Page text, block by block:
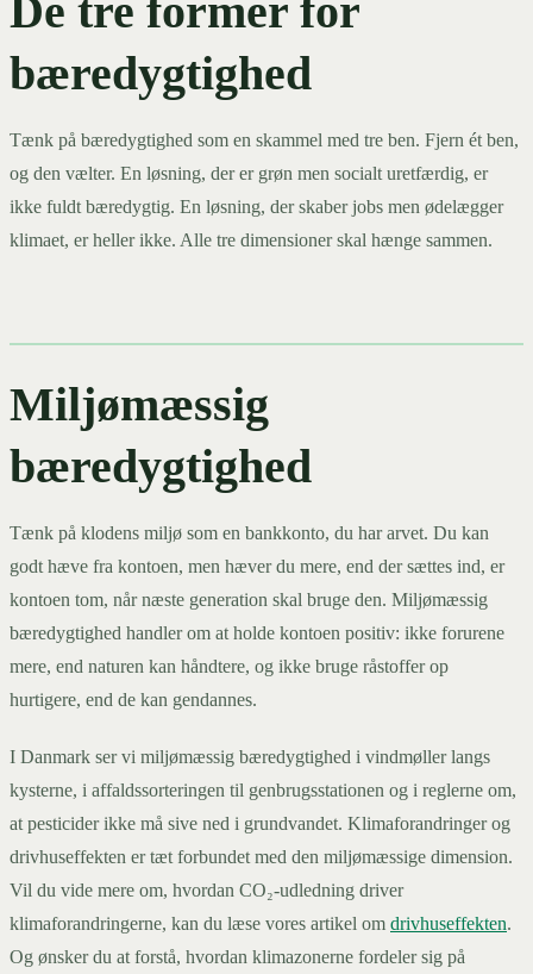
De tre former for
bæredygtighed
Tænk på bæredygtighed som en skammel med tre ben. Fjern ét ben,
og den vælter. En løsning, der er grøn men socialt uretfærdig, er
ikke fuldt bæredygtig. En løsning, der skaber jobs men ødelægger
klimaet, er heller ikke. Alle tre dimensioner skal hænge sammen.
Miljømæssig
bæredygtighed
Tænk på klodens miljø som en bankkonto, du har arvet. Du kan
godt hæve fra kontoen, men hæver du mere, end der sættes ind, er
kontoen tom, når næste generation skal bruge den. Miljømæssig
bæredygtighed handler om at holde kontoen positiv: ikke forurene
mere, end naturen kan håndtere, og ikke bruge råstoffer op
hurtigere, end de kan gendannes.
I Danmark ser vi miljømæssig bæredygtighed i vindmøller langs
kysterne, i affaldssorteringen til genbrugsstationen og i reglerne om,
at pesticider ikke må sive ned i grundvandet. Klimaforandringer og
drivhuseffekten er tæt forbundet med den miljømæssige dimension.
Vil du vide mere om, hvordan CO₂-udledning driver
klimaforandringerne, kan du læse vores artikel om drivhuseffekten.
Og ønsker du at forstå, hvordan klimazonerne fordeler sig på